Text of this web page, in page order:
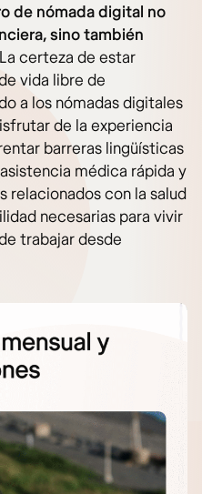
de nómada digital no
sino también
certeza de estar
vida libre de
a los nómadas digitales
de la experiencia
barreras lingüísticas
médica rápida y
relacionados con la salud
necesarias para vivir
trabajar desde